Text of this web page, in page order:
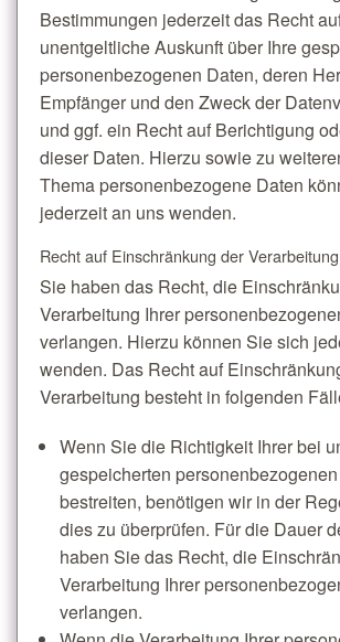
Bestimmungen jederzeit das Recht
unentgeltliche Auskunft über Ihre
personenbezogenen Daten, deren
Empfänger und den Zweck der
und ggf. ein Recht auf Berichtigung
dieser Daten. Hierzu sowie zu
Thema personenbezogene Daten
jederzeit an uns wenden.
Recht auf Einschränkung der Verarbeitung
Sie haben das Recht, die
Verarbeitung Ihrer
verlangen. Hierzu können Sie sich
wenden. Das Recht auf
Verarbeitung besteht in folgenden
Wenn Sie die Richtigkeit Ihrer bei
gespeicherten
bestreiten, benötigen wir in der
dies zu überprüfen. Für die Dauer
haben Sie das Recht, die
Verarbeitung Ihrer
verlangen.